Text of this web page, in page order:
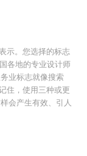
示。您选择的标志
各地的专业设计师
业标志就像搜索
住，使用三种或更
会产生有效、引人